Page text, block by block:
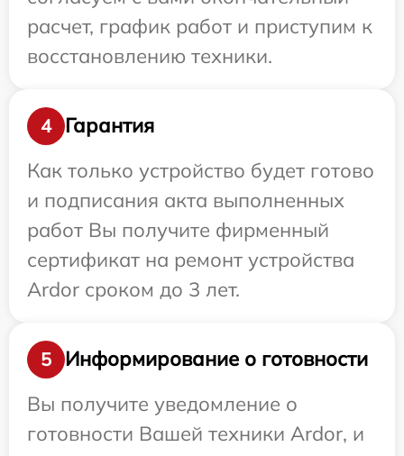
расчет, график работ и приступим к
восстановлению техники.
4
Гарантия
Как только устройство будет готово
и подписания акта выполненных
работ Вы получите фирменный
сертификат на ремонт устройства
Ardor сроком до 3 лет.
5
Информирование о готовности
Вы получите уведомление о
готовности Вашей техники Ardor, и